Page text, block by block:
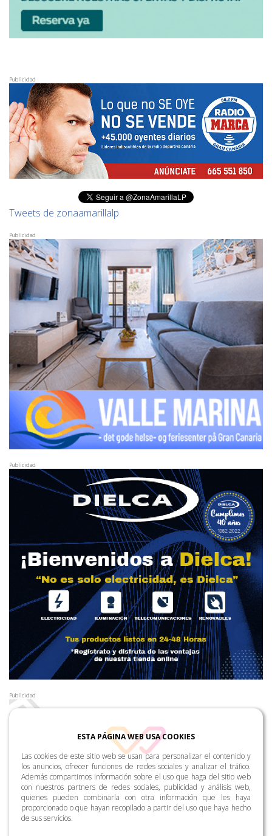
Publicidad
Tweets de zonaamarillalp
Publicidad
Publicidad
Publicidad
ESTA PÁGINA WEB USA COOKIES
Las cookies de este sitio web se usan para personalizar el contenido y
los anuncios, ofrecer funciones de redes sociales y analizar el tráfico.
Además compartimos información sobre el uso que haga del sitio web
con nuestros partners de redes sociales, publicidad y análisis web,
quienes pueden combinarla con otra información que les haya
proporcionado o que hayan recopilado a partir del uso que haya hecho
de sus servicios.